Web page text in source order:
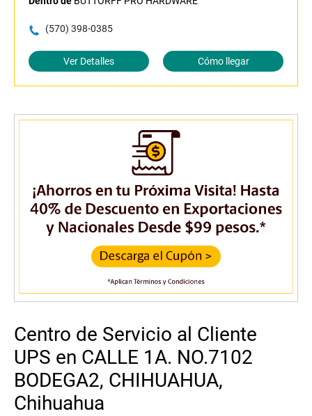
(570) 398-0385
Ver Detalles Cómo llegar
Centro de Servicio al Cliente
UPS en CALLE 1A. NO.7102
BODEGA2, CHIHUAHUA,
Chihuahua